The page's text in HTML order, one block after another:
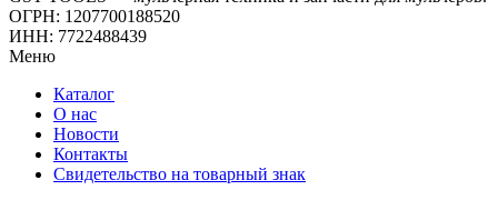
ОГРН: 1207700188520
ИНН: 7722488439
Меню
Каталог
О нас
Новости
Контакты
Свидетельство на товарный знак